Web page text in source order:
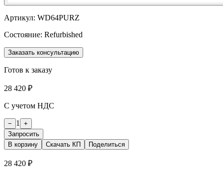
Артикул: WD64PURZ
Состояние: Refurbished
Заказать консультацию
Готов к заказу
28 420 ₽
С учетом НДС
− 1
+
Запросить
В корзину
Скачать КП Поделиться
28 420 ₽